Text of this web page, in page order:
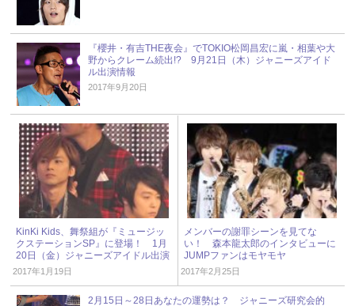
『櫻井・有吉THE夜会』でTOKIO松岡昌宏に嵐・相葉や大
野からクレーム続出!? 9月21日（木）ジャニーズアイド
ル出演情報
2017年9月20日
KinKi Kids、舞祭組が『ミュージッ
クステーションSP』に登場！ 1月
20日（金）ジャニーズアイドル出演
情報
2017年1月19日
メンバーの謝罪シーンを見てな
い！ 森本龍太郎のインタビューに
JUMPファンはモヤモヤ
2017年2月25日
2月15日～28日あなたの運勢は？ ジャニーズ研究会的